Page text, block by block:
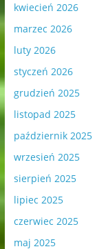
kwiecień 2026
marzec 2026
luty 2026
styczeń 2026
grudzień 2025
listopad 2025
październik 2025
wrzesień 2025
sierpień 2025
lipiec 2025
czerwiec 2025
maj 2025